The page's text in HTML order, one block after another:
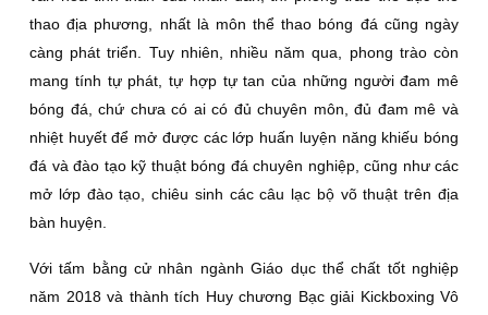
thao địa phương, nhất là môn thể thao bóng đá cũng ngày
càng phát triển. Tuy nhiên, nhiều năm qua, phong trào còn
mang tính tự phát, tự hợp tự tan của những người đam mê
bóng đá, chứ chưa có ai có đủ chuyên môn, đủ đam mê và
nhiệt huyết để mở được các lớp huấn luyện năng khiếu bóng
đá và đào tạo kỹ thuật bóng đá chuyên nghiệp, cũng như các
mở lớp đào tạo, chiêu sinh các câu lạc bộ võ thuật trên địa
bàn huyện.
Với tấm bằng cử nhân ngành Giáo dục thể chất tốt nghiệp
năm 2018 và thành tích Huy chương Bạc giải Kickboxing Vô